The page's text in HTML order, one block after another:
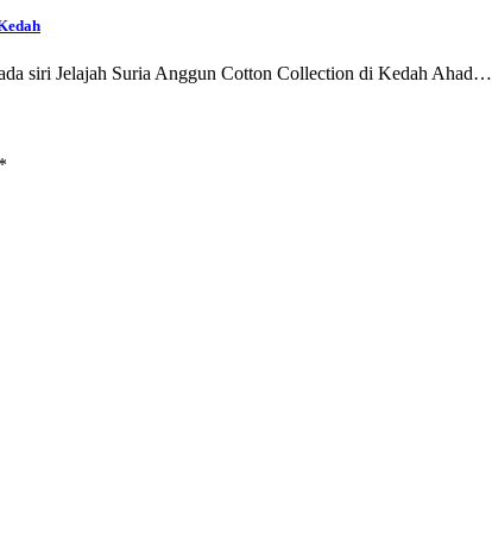
siri Jelajah Suria Anggun Cotton Collection di Kedah Ahad…